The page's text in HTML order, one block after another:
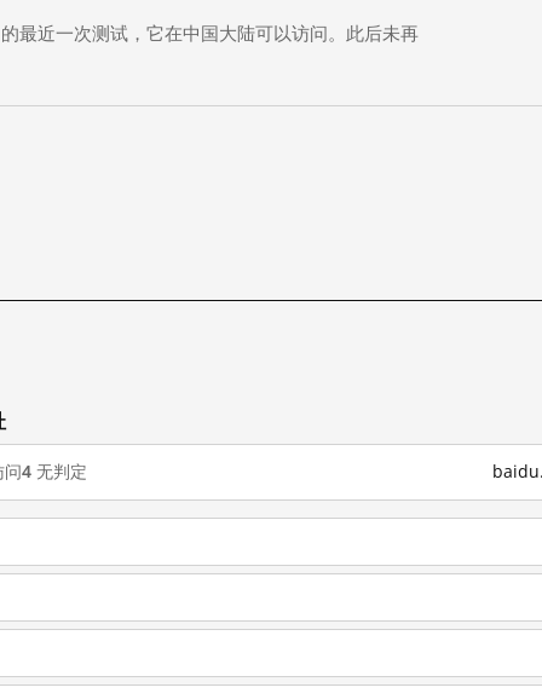
最近一次测试，它在中国大陆可以访问。此后未再
问4 无判定